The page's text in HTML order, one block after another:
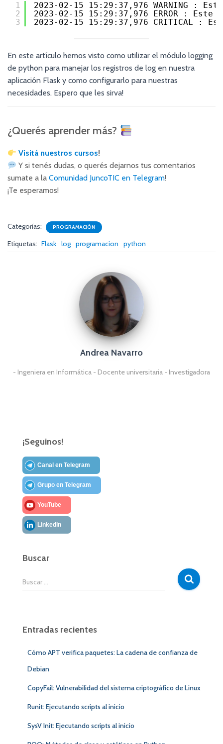
1
2
3
2023-02-15 15:29:37,976 WARNING :
2023-02-15 15:29:37,976 ERROR : Este
2023-02-15 15:29:37,976 CRITICAL :
En este artículo hemos visto como utilizar el módulo logging
de python para manejar los registros de log en nuestra
aplicación Flask y como configurarlo para nuestras
necesidades. Espero que les sirva!
¿Querés aprender más?
Visitá nuestros cursos!
Y si tenés dudas, o querés dejarnos tus comentarios
sumate a la Comunidad JuncoTIC en Telegram!
¡Te esperamos!
Categorías: PROGRAMACIÓN
Etiquetas: Flask log programacion python
Andrea Navarro
- Ingeniera en Informática - Docente universitaria - Investigadora
¡Seguinos!
Canal en Telegram
Grupo en Telegram
YouTube
LinkedIn
Buscar
B
u
r
Buscar …
Entradas recientes
Cómo APT verifica paquetes: La cadena de confianza de
Debian
CopyFail: Vulnerabilidad del sistema criptográfico de Linux
Runit: Ejecutando scripts al inicio
SysV Init: Ejecutando scripts al inicio